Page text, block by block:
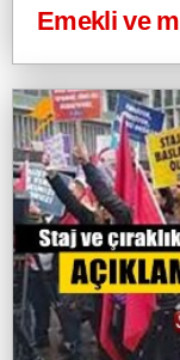
Emekli ve